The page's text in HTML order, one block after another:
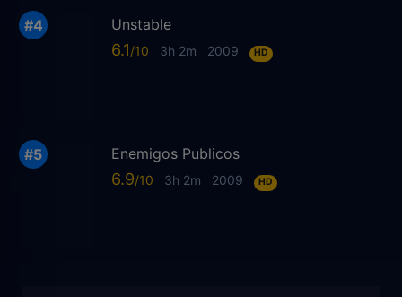
Unstable
6.1 3h 2m 2009 HD
Enemigos Publicos
6.9 3h 2m 2009 HD